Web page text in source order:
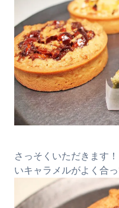
さっそくいただきます
いキャラメルがよく合